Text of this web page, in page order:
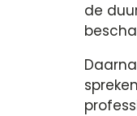
de